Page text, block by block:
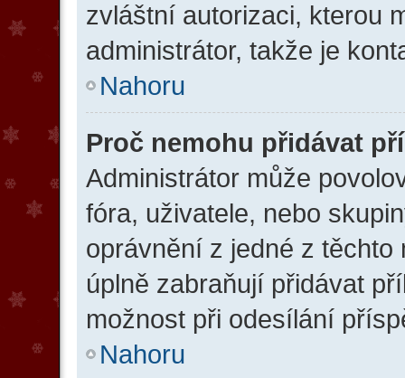
zvláštní autorizaci, kterou
administrátor, takže je
Nahoru
Proč nemohu přidávat
Administrátor může
fóra, uživatele, nebo
oprávnění z jedné z
úplně zabraňují přidávat
možnost při odesílání
Nahoru